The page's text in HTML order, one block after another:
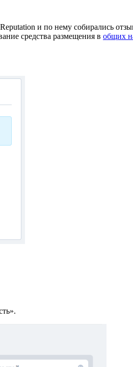
и по нему собирались
средства размещения в общих